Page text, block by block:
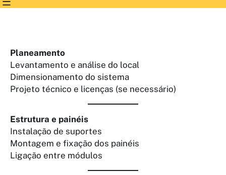
c
Planeamento
Levantamento e análise do local
Dimensionamento do sistema
Projeto técnico e licenças (se necessário)
Estrutura e painéis
Instalação de suportes
Montagem e fixação dos painéis
Ligação entre módulos